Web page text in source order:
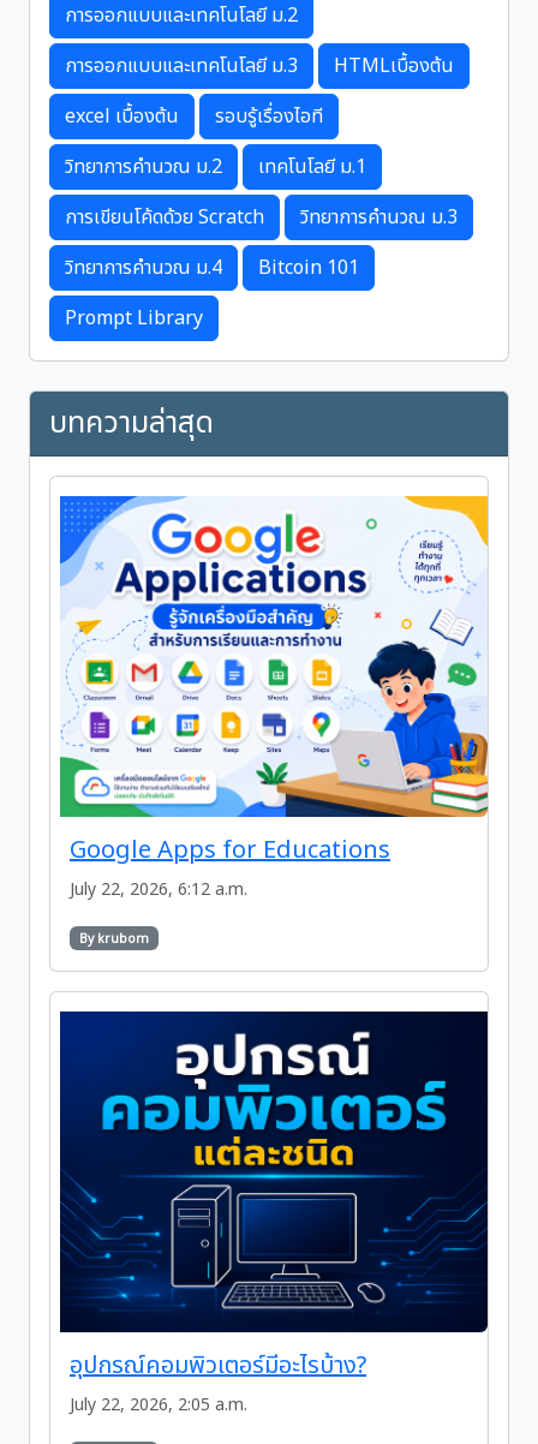
การออกแบบและเทคโนโลยี ม.2
การออกแบบและเทคโนโลยี ม.3
HTMLเบื้องต้น
excel เบื้องต้น
รอบรู้เรื่องไอที
วิทยาการคำนวณ ม.2
เทคโนโลยี ม.1
การเขียนโค้ดด้วย Scratch
วิทยาการคำนวณ ม.3
วิทยาการคำนวณ ม.4
Bitcoin 101
Prompt Library
บทความล่าสุด
Google Apps for Educations
July 22, 2026, 6:12 a.m.
By krubom
อุปกรณ์คอมพิวเตอร์มีอะไรบ้าง?
July 22, 2026, 2:05 a.m.